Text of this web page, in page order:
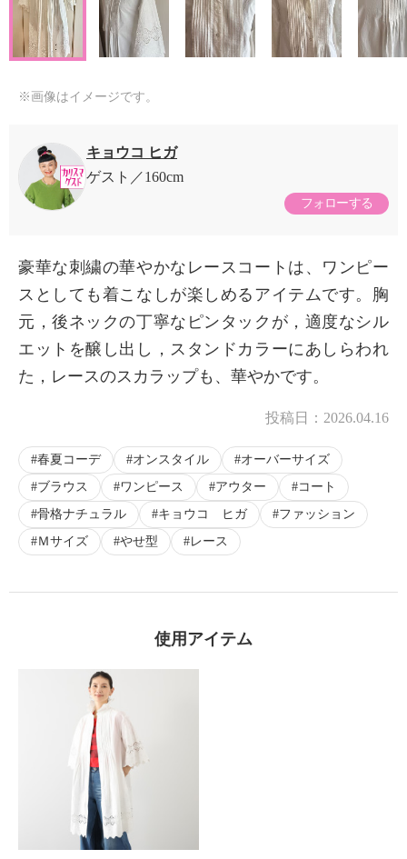
※画像はイメージです。
キョウコ ヒガ
ゲスト
160cm
フォローする
豪華な刺繍の華やかなレースコートは、ワンピー
スとしても着こなしが楽しめるアイテムです。胸
元，後ネックの丁寧なピンタックが，適度なシル
エットを醸し出し，スタンドカラーにあしらわれ
た，レースのスカラップも、華やかです。
投稿日： 2026.04.16
春夏コーデ オンスタイル
オーバーサイズ
ブラウス
ワンピース アウター
コート
骨格ナチュラル
キョウコ ヒガ
ファッション
Ｍサイズ
やせ型 レース
使用アイテム